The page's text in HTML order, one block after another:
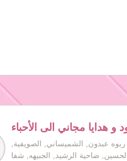
و هدايا مجاني الى الأحباء
عبدون, الشميساني, الصويفية,
ضاحية الرشيد, الجبيهه, شفا